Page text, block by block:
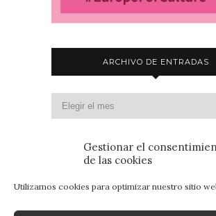
Gestionar el
de las cookies
Utilizamos cookies para optimizar nuestro sitio
ARCHIVO DE ENTRADAS